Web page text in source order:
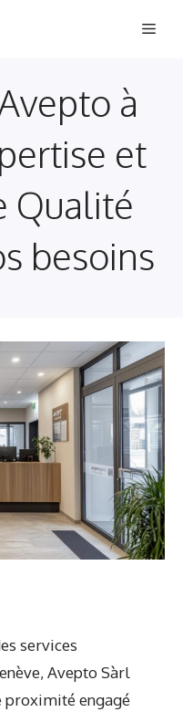
à
et
Qualité
besoins
services
Avepto Sàrl
proximité engagé